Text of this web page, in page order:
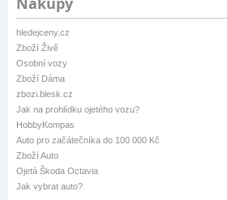
hledejceny.cz
Zboží Živě
Osobní vozy
Zboží Dáma
zbozi.blesk.cz
Jak na prohlídku ojetého vozu?
HobbyKompas
Auto pro začátečníka do 100 000 Kč
Zboží Auto
Ojetá Škoda Octavia
Jak vybrat auto?